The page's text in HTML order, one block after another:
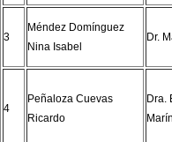
3
Méndez Domínguez
Nina Isabel
Dr.
4
Peñaloza Cuevas
Ricardo
Dra.